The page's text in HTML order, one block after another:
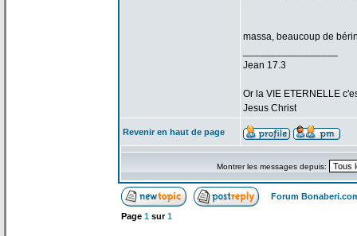
massa, beaucoup de
Jean 17.3
Or la VIE ETERNELLE
Jesus Christ
Revenir en haut de page
Montrer les messages depuis:
Forum
Page 1 sur1